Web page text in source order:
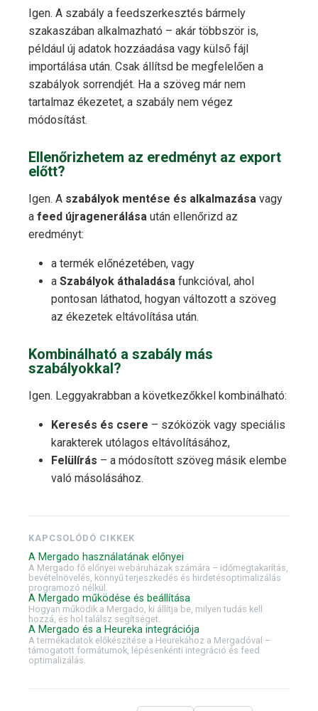
Igen. A szabály a feedszerkesztés bármely
szakaszában alkalmazható – akár többször is,
például új adatok hozzáadása vagy külső fájl
importálása után. Csak állítsd be megfelelően a
szabályok sorrendjét. Ha a szöveg már nem
tartalmaz ékezetet, a szabály nem végez
módosítást.
Ellenőrizhetem az eredményt az export
előtt?
Igen. A szabályok mentése és alkalmazása vagy
a feed újragenerálása után ellenőrizd az
eredményt:
a termék előnézetében, vagy
a Szabályok áthaladása funkcióval, ahol
pontosan láthatod, hogyan változott a szöveg
az ékezetek eltávolítása után.
Kombinálható a szabály más
szabályokkal?
Igen. Leggyakrabban a következőkkel kombinálható:
Keresés és csere – szóközök vagy speciális
karakterek utólagos eltávolításához,
Felülírás – a módosított szöveg másik elembe
való másolásához.
KAPCSOLÓDÓ CIKKEK
A Mergado használatának előnyei
A Mergado fő előnyei webáruházak számára – időmegtakarítás,
bevételnövelés, könnyű terjeszkedés és hirdetésoptimalizálás
programozó nélkül.
A Mergado működése és beállítása
Hogyan működik a Mergado, ki állítja be, milyen tudás kell
hozzá, és hol találsz segítséget.
A Mergado és a Heureka integrációja
A termékadatok előkészítése a Heurekához a Mergadóval –
támogatott formátumok, lépésenkénti integráció és feed
optimalizálás.